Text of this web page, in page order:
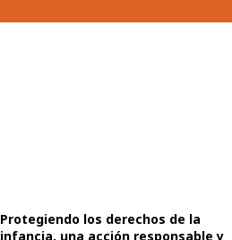
Protegiendo los derechos de la
infancia, una acción responsable y